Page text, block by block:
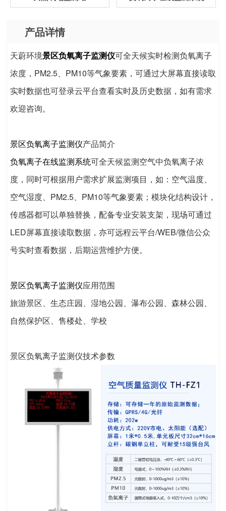
产品详情
天蔚环境景区负氧离子监测仪可全天候实时检测负氧离子
浓度，PM2.5、PM10等气象要素，可通过大屏幕直接读取
实时数据也可登录云平台查看实时及历史数据，如有需求
欢迎咨询。
景区负氧离子监测仪产品简介
负氧离子在线监测系统可全天候监测空气中负氧离子浓
度，同时可根据用户需求扩展监测项目，如：空气温度、
空气湿度、PM2.5、PM10等气象要素；模块化结构设计，
传感器都可以单独替换，配备专业安装支架，现场可通过
LED屏幕直接读取数据，亦可远程云平台/WEB/微信公众
号实时查看数据，后期运营维护方便。
景区负氧离子监测仪应用范围
旅游景区、生态庄园、湿地公园、瀑布公园、森林公园、
自然保护区、售楼处、学校
景区负氧离子监测仪技术参数